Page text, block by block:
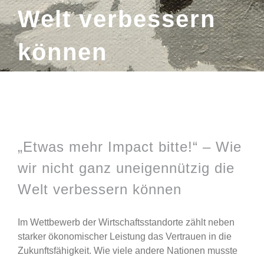
Welt verbessern
können
Bild
„Etwas mehr Impact bitte!“ – Wie
wir nicht ganz uneigennützig die
Welt verbessern können
Im Wettbewerb der Wirtschaftsstandorte zählt neben
starker ökonomischer Leistung das Vertrauen in die
Zukunftsfähigkeit. Wie viele andere Nationen musste